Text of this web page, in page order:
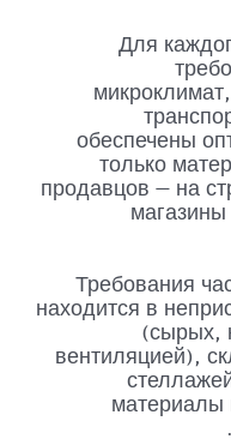
Для
обеспечены
только
продавцов — на
Требования
находится в
(сырых,
вентиляцией),
материалы